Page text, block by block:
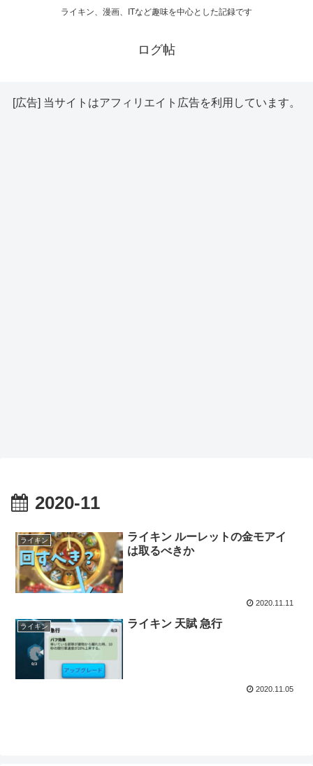
ライキン、漫画、ITなど趣味を中心とした記録です
ログ帖
[広告] 当サイトはアフィリエイト広告を利用しています。
2020-11
ライキン
ライキン ルーレットの金モアイ
は取るべきか
2020.11.11
ライキン ライキン 天賦 急行
2020.11.05